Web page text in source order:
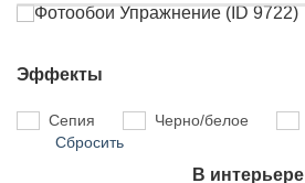
Эффекты
Сепия Черно/белое
Сбросить
В интерьере